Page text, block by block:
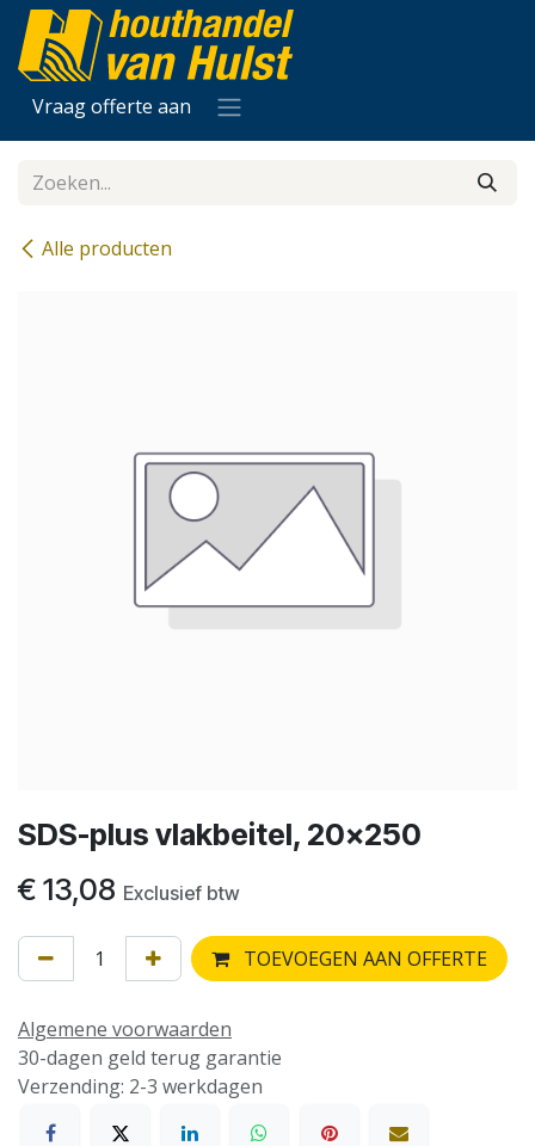
Overslaan naar inhoud
Vraag offerte aan
Alle producten
SDS-plus vlakbeitel, 20x250
€ 13,08 Exclusief btw
TOEVOEGEN AAN OFFERTE
Algemene voorwaarden
30-dagen geld terug garantie
Verzending: 2-3 werkdagen